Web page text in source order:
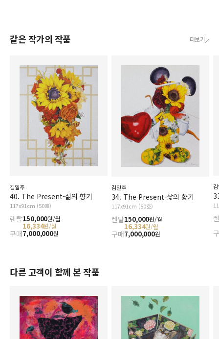
같은 작가의 작품 더보기
김일주
40. The Present-삶의 향기
117x91cm (50호)
렌탈150,000원/월
16,334원/월
구매7,000,000원
김일주
34. The Present-삶의 향기
117x91cm (50호)
렌탈150,000원/월
16,334원/월
구매7,000,000원
다른 고객이 함께 본 작품